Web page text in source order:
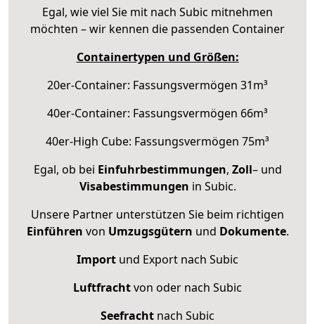
Egal, wie viel Sie mit nach Subic mitnehmen
möchten – wir kennen die passenden Container
Containertypen und Größen:
20er-Container: Fassungsvermögen 31m³
40er-Container: Fassungsvermögen 66m³
40er-High Cube: Fassungsvermögen 75m³
Egal, ob bei Einfuhrbestimmungen, Zoll– und
Visabestimmungen in Subic.
Unsere Partner unterstützen Sie beim richtigen
Einführen von Umzugsgütern und Dokumente.
Import und Export nach Subic
Luftfrachtvon oder nach Subic
Seefracht nach Subic